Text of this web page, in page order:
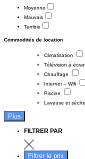
Moyenne
Mauvais
Terrible
Commodités de location
Climatisation
Télévision à
Chauffage
Internet – Wifi
Piscine
Laveuse et
Plus
FILTRER PAR
Filtrer le prix